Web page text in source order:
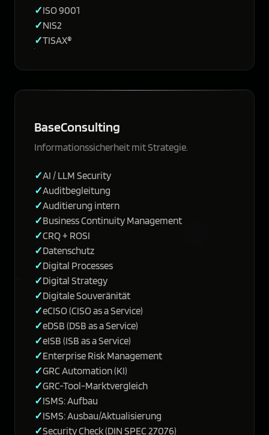
ISO 9001
NIS2
TISAX®
BaseConsulting
Informationssicherheit mit Strategie.
AI / LLM Security
Auditbegleitung
Auditierung intern
Business Continuity Management
CRQ + ROSI
Datenschutz
Digital Processes
Digital Strategy
Digitale Souveränität
eCISO (CISO as a Service)
eDSB (DSB as a Service)
eISB (ISB as a Service)
Enterprise Risk Management
GRC Automation (KI)
GRC-Tool-Marktvergleich
ISMS: Aufbau
ISMS: Ausbau/Aktualisierung
Security Check (DIN SPEC 27076)